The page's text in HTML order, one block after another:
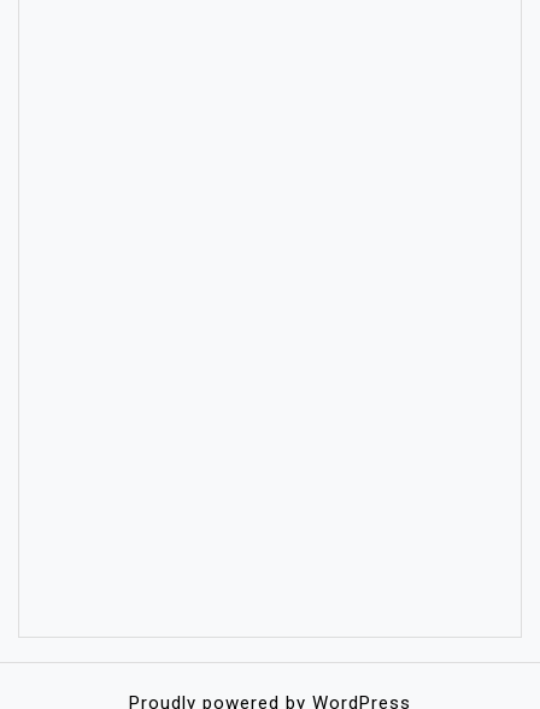
Proudly powered by WordPress